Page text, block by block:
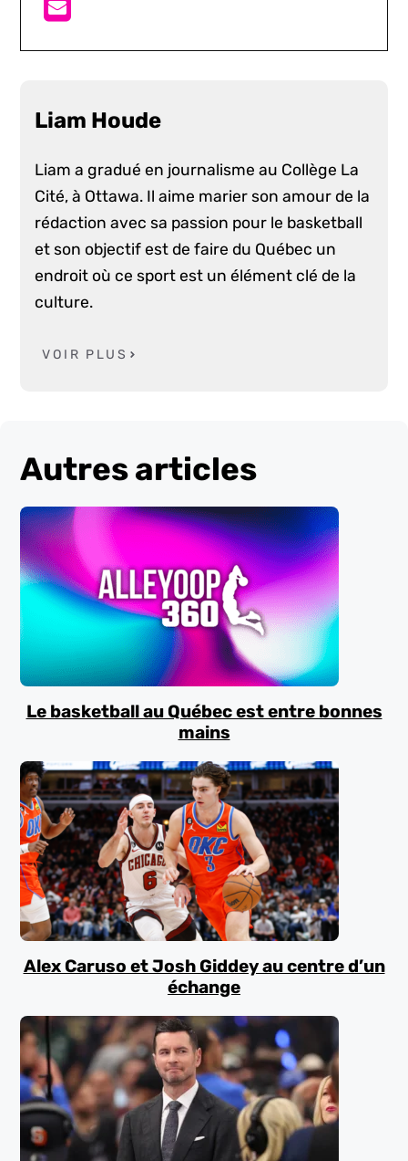
Liam Houde
Liam a gradué en journalisme au Collège La
Cité, à Ottawa. Il aime marier son amour de la
rédaction avec sa passion pour le basketball
et son objectif est de faire du Québec un
endroit où ce sport est un élément clé de la
culture.
VOIR PLUS
Autres articles
Le basketball au Québec est entre bonnes
mains
Alex Caruso et Josh Giddey au centre d’un
échange